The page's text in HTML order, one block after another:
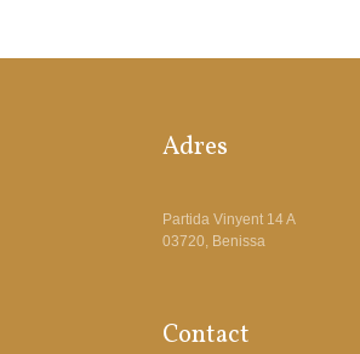
Adres
Partida Vinyent 14 A
03720, Benissa
Contact